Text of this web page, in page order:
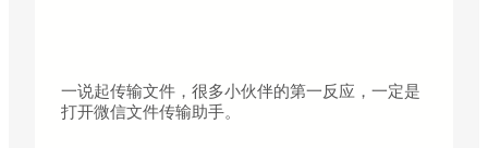
一说起传输文件，很多小伙伴的第一反应，一定是
打开微信文件传输助手。